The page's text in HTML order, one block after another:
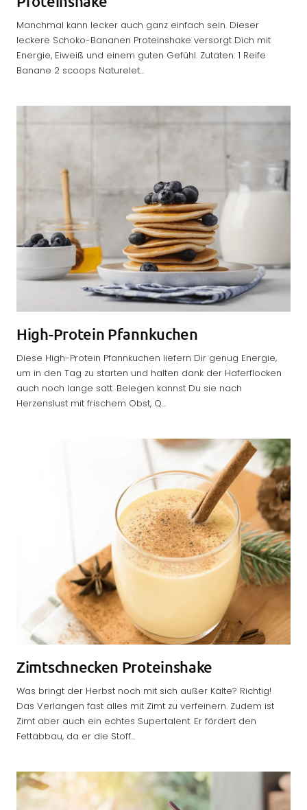
Manchmal kann lecker auch ganz einfach sein. Dieser
leckere Schoko-Bananen Proteinshake versorgt Dich mit
Energie, Eiweiß und einem guten Gefühl. Zutaten: 1 Reife
Banane 2 scoops Naturelet...
High-Protein Pfannkuchen
Diese High-Protein Pfannkuchen liefern Dir genug Energie,
um in den Tag zu starten und halten dank der Haferflocken
auch noch lange satt. Belegen kannst Du sie nach
Herzenslust mit frischem Obst, Q...
Zimtschnecken Proteinshake
Was bringt der Herbst noch mit sich außer Kälte? Richtig!
Das Verlangen fast alles mit Zimt zu verfeinern. Zudem ist
Zimt aber auch ein echtes Supertalent. Er fördert den
Fettabbau, da er die Stoff...